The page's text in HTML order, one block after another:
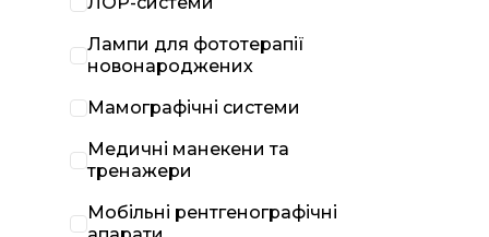
Лампи для фототерапії
новонароджених
Мамографічні системи
Медичні манекени та
тренажери
Мобільні рентгенографічні